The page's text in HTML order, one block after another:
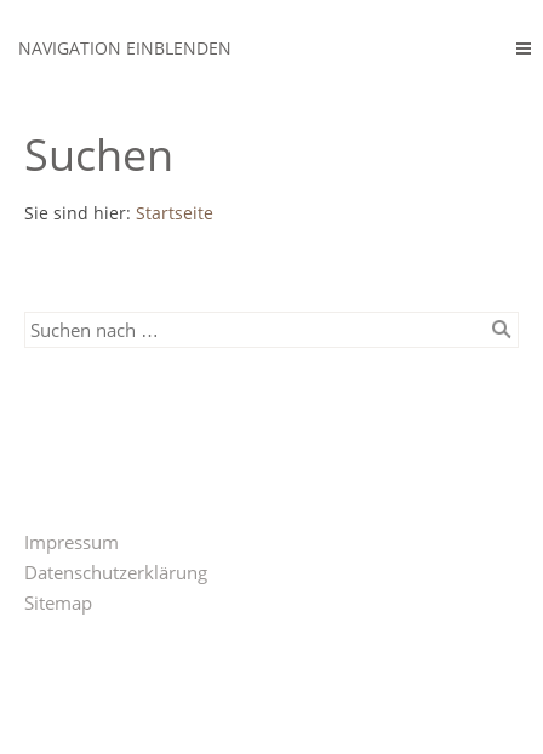
NAVIGATION EINBLENDEN
Suchen
Sie sind hier: Startseite
Impressum
Datenschutzerklärung
Sitemap